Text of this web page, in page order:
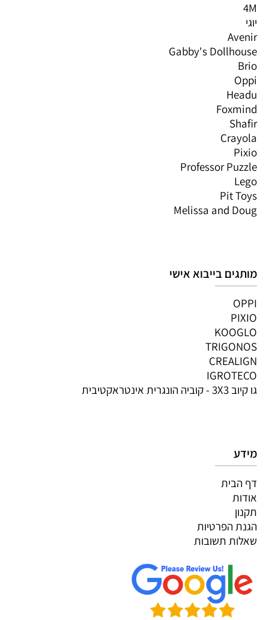
4M
יוגי
Avenir
Gabby's Dollhouse
Brio
Oppi
Headu
Foxmind
Shafir
Crayola
Pixio
Professor Puzzle
Lego
Pit Toys
Melissa and Doug
מותגים בייבוא אישי
OPPI
PIXIO
KOOGLO
TRIGONOS
CREALIGN
IGROTECO
גו קיוב 3X3 - קוביה הונגרית אינטראקטיבית
מידע
דף הבית
אודות
תקנון
הגנת הפרטיות
שאלות תשובות